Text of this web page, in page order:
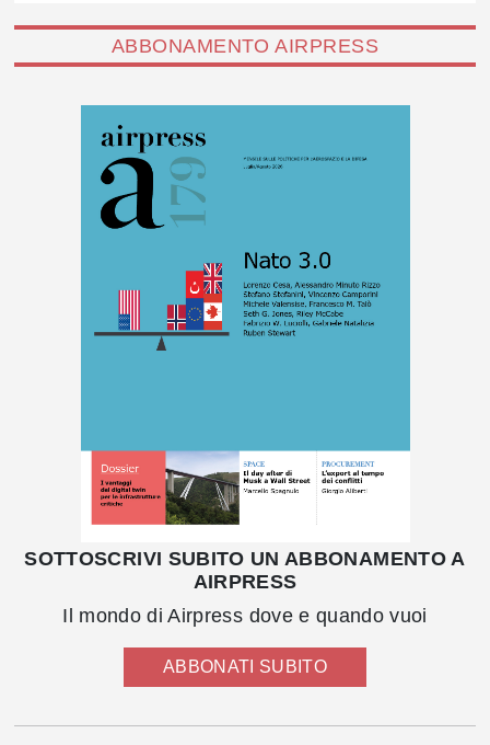
ABBONAMENTO AIRPRESS
SOTTOSCRIVI SUBITO UN ABBONAMENTO A
AIRPRESS
Il mondo di Airpress dove e quando vuoi
ABBONATI SUBITO